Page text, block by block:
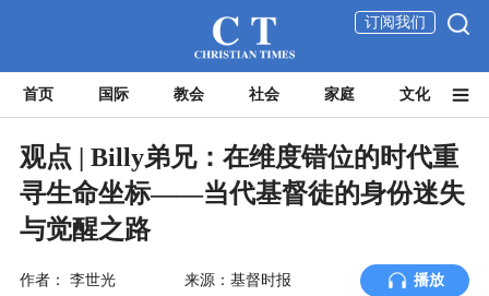
订阅我们
首页 国际 教会 社会 家庭 文化
观点 | Billy弟兄：在维度错位的时代重
寻生命坐标——当代基督徒的身份迷失
与觉醒之路
作者： 李世光 来源：基督时报 播放